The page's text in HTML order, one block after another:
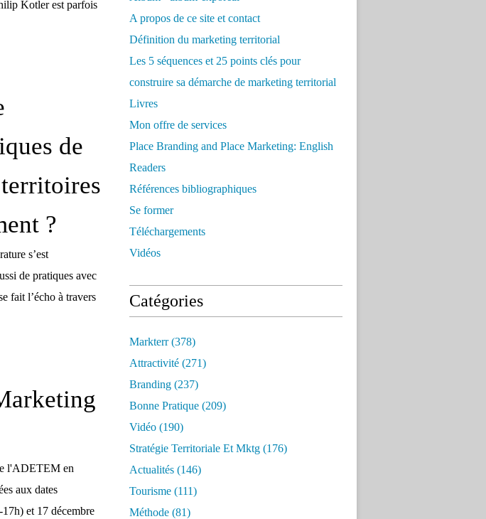
Kotler est parfois
de
?
s’est
de pratiques avec
fait l’écho à travers
l'ADETEM en
aux dates
et 17 décembre
A propos de ce site et contact
Définition du marketing territorial
Les 5 séquences et 25 points clés pour
construire sa démarche de marketing territorial
Livres
Mon offre de services
Place Branding and Place Marketing: English
Readers
Références bibliographiques
Se former
Téléchargements
Vidéos
Catégories
Markterr(378)
Attractivité (271)
Branding (237)
Bonne Pratique (209)
Vidéo (190)
Stratégie Territoriale Et Mktg (176)
Actualités (146)
Tourisme (111)
Méthode (81)